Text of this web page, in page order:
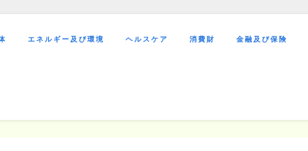
エネルギー及び環境 ヘルスケア 消費財 金融及び保険